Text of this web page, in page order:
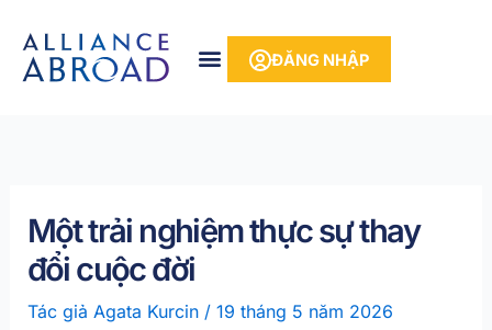
nội
dung
qua
ĐĂNG NHẬP
Một trải nghiệm thực sự thay
đổi cuộc đời
Tác giả Agata Kurcin / 19 tháng 5 năm 2026